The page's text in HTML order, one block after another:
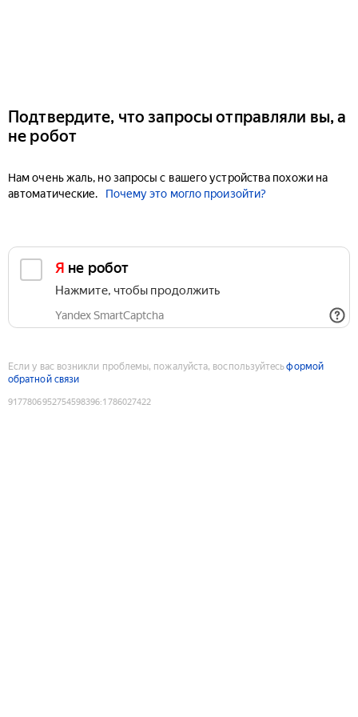
Подтвердите, что запросы отправляли вы, а
не робот
Нам очень жаль, но запросы с вашего устройства похожи на
автоматические.
Почему это могло произойти?
Я не робот
Нажмите, чтобы продолжить
Yandex SmartCaptcha
Если у вас возникли проблемы, пожалуйста, воспользуйтесьформой
обратной связи
9177806952754598396:1786027422